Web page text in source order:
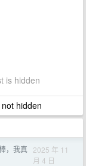
is hidden
hidden
，我真 2025 年 11
月 4 日